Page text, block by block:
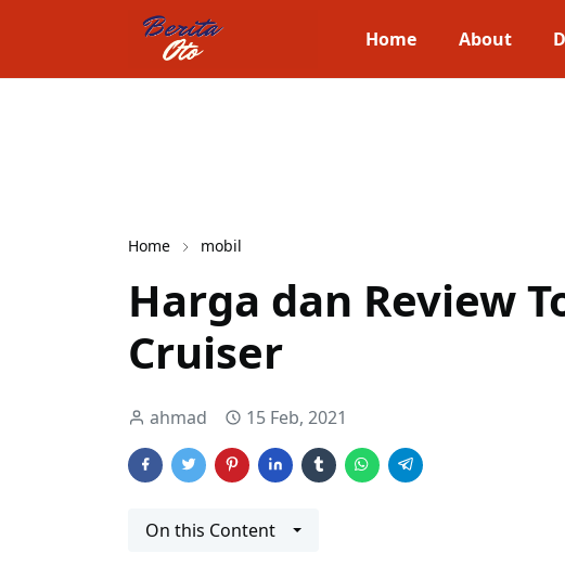
Home About
Home mobil
Harga dan Review
Cruiser
ahmad 15 Feb, 2021
On this Content